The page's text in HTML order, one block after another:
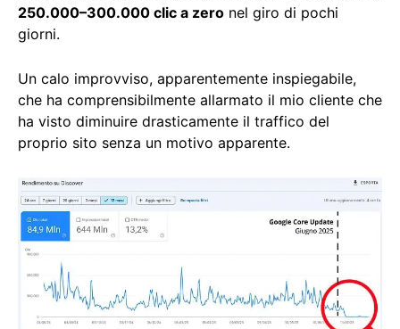
250.000–300.000 clic a zero nel giro di pochi
giorni.
Un calo improvviso, apparentemente inspiegabile,
che ha comprensibilmente allarmato il mio cliente che
ha visto diminuire drasticamente il traffico del
proprio sito senza un motivo apparente.